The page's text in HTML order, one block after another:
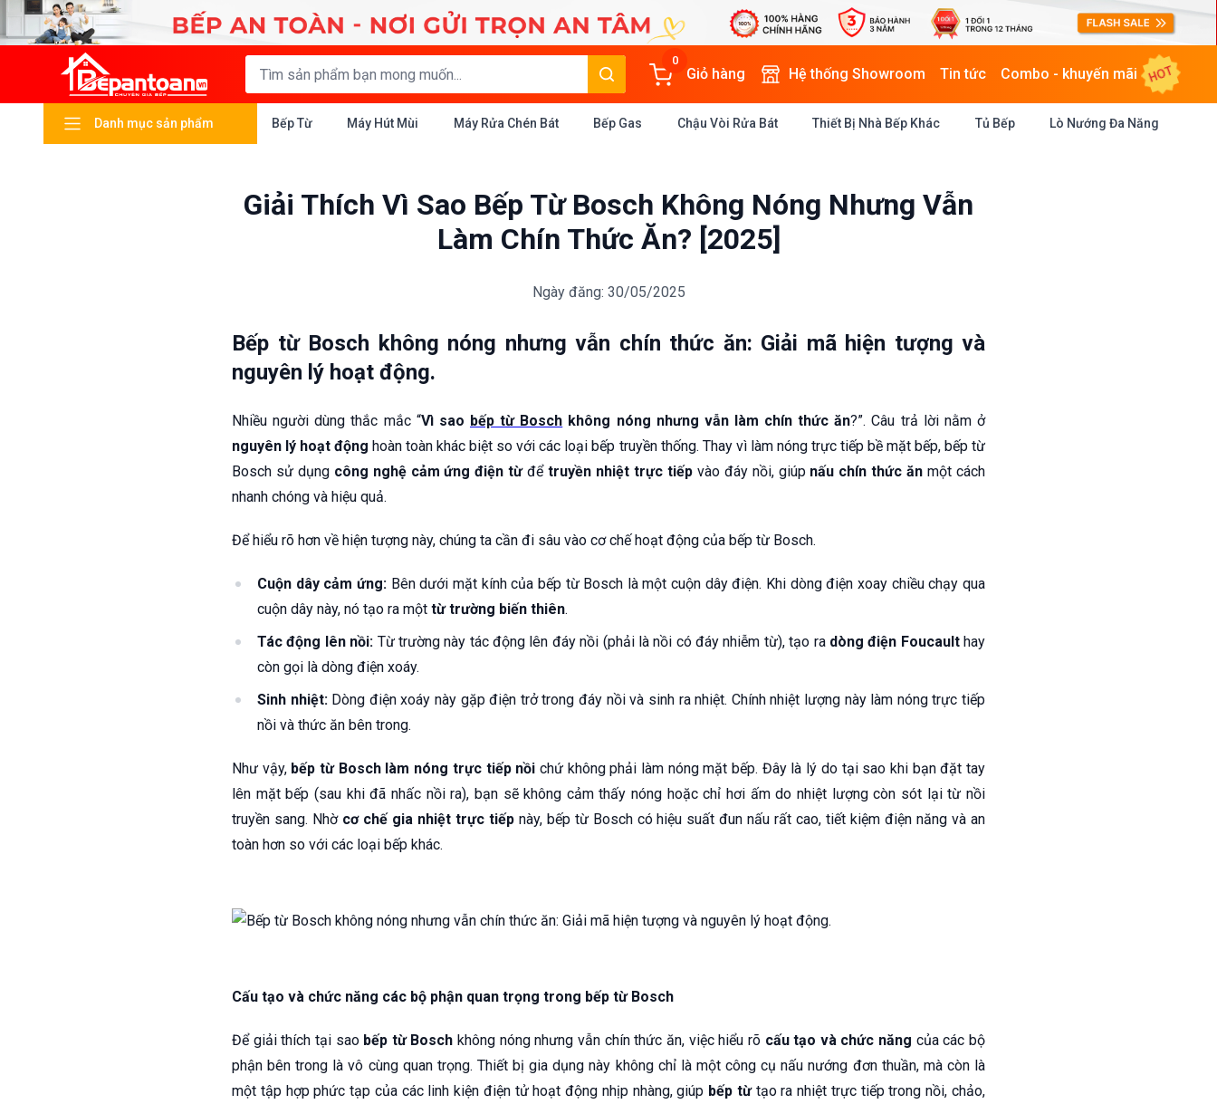
0
Giỏ hàng Hệ thống Showroom Tin tức Combo - khuyến mãi HOT
Danh mục sản phẩm Bếp Từ Máy Hút Mùi Máy Rửa Chén Bát Bếp Gas Chậu Vòi Rửa Bát Thiết Bị Nhà Bếp Khác Tủ Bếp Lò Nướng Đa Năng
Giải Thích Vì Sao Bếp Từ Bosch Không Nóng Nhưng Vẫn
Làm Chín Thức Ăn? [2025]
Ngày đăng: 30/05/2025
Bếp từ Bosch không nóng nhưng vẫn chín thức ăn: Giải mã hiện tượng và
nguyên lý hoạt động.
Nhiều người dùng thắc mắc “Vì sao bếp từ Bosch không nóng nhưng vẫn làm chín thức ăn?”. Câu trả lời nằm ở
nguyên lý hoạt động hoàn toàn khác biệt so với các loại bếp truyền thống. Thay vì làm nóng trực tiếp bề mặt bếp, bếp từ
Bosch sử dụng công nghệ cảm ứng điện từđểtruyền nhiệt trực tiếpvào đáy nồi, giúp nấu chín thức ăn một cách
nhanh chóng và hiệu quả.
Để hiểu rõ hơn về hiện tượng này, chúng ta cần đi sâu vào cơ chế hoạt động của bếp từ Bosch.
Cuộn dây cảm ứng:Bên dưới mặt kính của bếp từ Bosch là một cuộn dây điện. Khi dòng điện xoay chiều chạy qua
cuộn dây này, nó tạo ra một từ trường biến thiên.
Tác động lên nồi: Từ trường này tác động lên đáy nồi (phải là nồi có đáy nhiễm từ), tạo ra dòng điện Foucaulthay
còn gọi là dòng điện xoáy.
Sinh nhiệt:Dòng điện xoáy này gặp điện trở trong đáy nồi và sinh ra nhiệt. Chính nhiệt lượng này làm nóng trực tiếp
nồi và thức ăn bên trong.
Như vậy, bếp từ Bosch làm nóng trực tiếp nồi chứ không phải làm nóng mặt bếp. Đây là lý do tại sao khi bạn đặt tay
lên mặt bếp (sau khi đã nhấc nồi ra), bạn sẽ không cảm thấy nóng hoặc chỉ hơi ấm do nhiệt lượng còn sót lại từ nồi
truyền sang. Nhờ cơ chế gia nhiệt trực tiếpnày, bếp từ Bosch có hiệu suất đun nấu rất cao, tiết kiệm điện năng và an
toàn hơn so với các loại bếp khác.
Cấu tạo và chức năng các bộ phận quan trọng trong bếp từ Bosch
Để giải thích tại sao bếp từ Bosch không nóng nhưng vẫn chín thức ăn, việc hiểu rõ cấu tạo và chức năng của các bộ
phận bên trong là vô cùng quan trọng. Thiết bị gia dụng này không chỉ là một công cụ nấu nướng đơn thuần, mà còn là
một tập hợp phức tạp của các linh kiện điện tử hoạt động nhịp nhàng, giúp bếp từtạo ra nhiệt trực tiếp trong nồi, chảo,